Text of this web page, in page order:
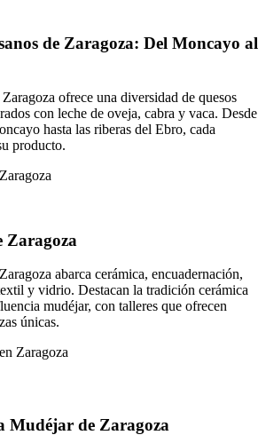
de Zaragoza: Del Moncayo al
ofrece una diversidad de quesos
con leche de oveja, cabra y vaca. Desde
hasta las riberas del Ebro, cada
producto.
Zaragoza
abarca cerámica, encuadernación,
y vidrio. Destacan la tradición cerámica
mudéjar, con talleres que ofrecen
únicas.
Mudéjar de Zaragoza